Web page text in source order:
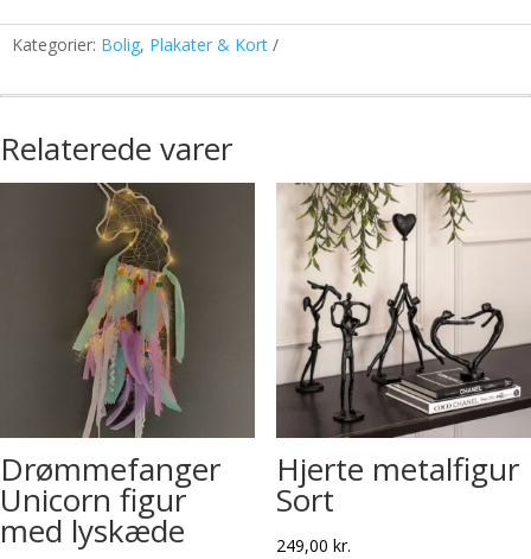
Kategorier: Bolig, Plakater & Kort
Relaterede varer
Drømmefanger
Unicorn figur
med lyskæde
Hjerte metalfigur
Sort
249,00 kr.